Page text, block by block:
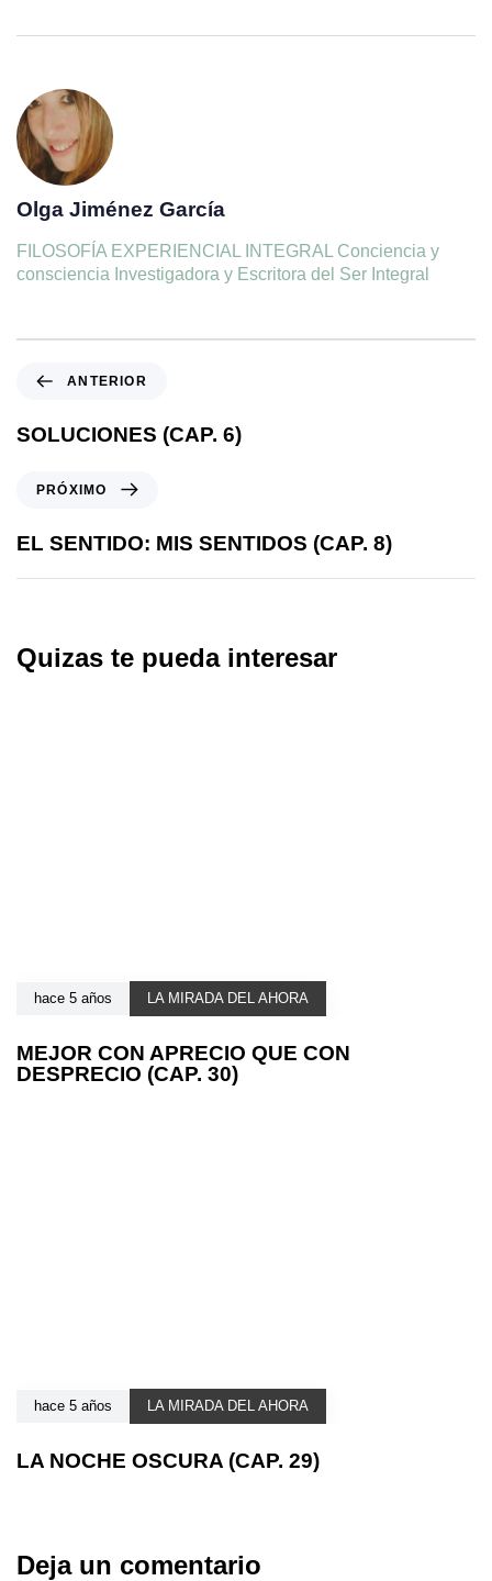
Olga Jiménez García
FILOSOFÍA EXPERIENCIAL INTEGRAL Conciencia y
consciencia Investigadora y Escritora del Ser Integral
ANTERIOR
SOLUCIONES (CAP. 6)
PRÓXIMO
EL SENTIDO: MIS SENTIDOS (CAP. 8)
Quizas te pueda interesar
hace 5 años LA MIRADA DEL AHORA
MEJOR CON APRECIO QUE CON
DESPRECIO (CAP. 30)
hace 5 años LA MIRADA DEL AHORA
LA NOCHE OSCURA (CAP. 29)
Deja un comentario